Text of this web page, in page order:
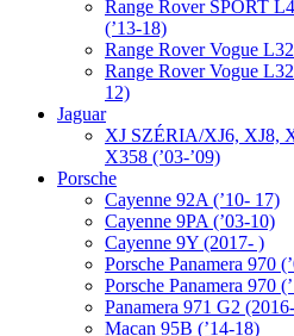
Range Rover SPORT
(’13-18)
Range Rover Vogue
Range Rover Vogue
12)
Jaguar
XJ SZÉRIA/XJ6, XJ8,
X358 (’03-’09)
Porsche
Cayenne 92A (’10- 17)
Cayenne 9PA (’03-10)
Cayenne 9Y (2017- )
Porsche Panamera 970
Porsche Panamera 970
Panamera 971 G2
Macan 95B (’14-18)